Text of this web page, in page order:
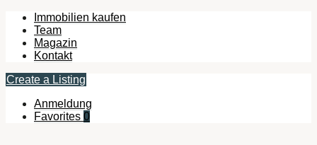
Immobilien kaufen
Team
Magazin
Kontakt
Create a Listing
Anmeldung
Favorites 0